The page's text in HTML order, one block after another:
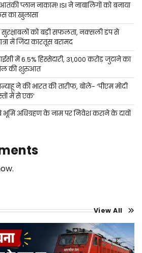
प्लान नाकाम! ISI ने नाबालिगों को बनाया
का खुलासा
को बड़ी सफलता, नक्सली डंप से
में जिंदा कारतूस बरामद
में 6.5% हिस्सेदारी, 31,000 करोड़ जुटाने का
की शुरुआत
ने की भारत की तारीफ, बोले- ‘पीएम मोदी
में से एक’
अधिग्रहण के नाम पर निवेश कराने के दावों
View All